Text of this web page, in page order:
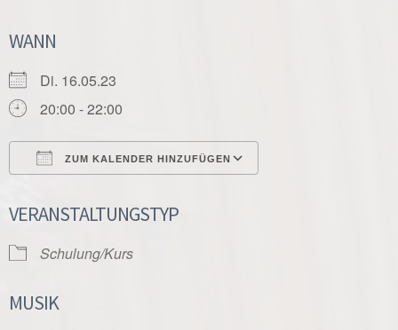
WANN
Di. 16.05.23
20:00 - 22:00
ZUM KALENDER HINZUFÜGEN
VERANSTALTUNGSTYP
Schulung/Kurs
MUSIK